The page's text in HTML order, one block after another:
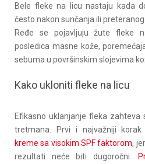
Bele fleke na licu nastaju kada
često nakon sunčanja ili
Ređe se pojavljuju žute fleke
posledica masne kože,
sebuma u površinskim slojevima
Kako ukloniti fleke na licu
Efikasno uklanjanje fleka zahteva
tretmana. Prvi i najvažniji korak
kreme sa visokim SPF faktorom,
rezultati neće biti dugoročni.